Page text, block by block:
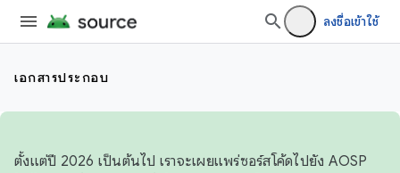
ลงชื่อเข้าใช้
เอกสารประกอบ
ตั้งแต่ปี 2026 เป็นต้นไป เราจะเผยแพร่ซอร์สโค้ดไปยัง AOSP